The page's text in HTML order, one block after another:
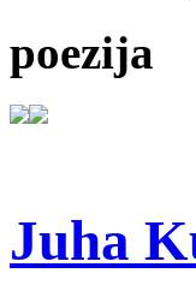
poezija
Juha